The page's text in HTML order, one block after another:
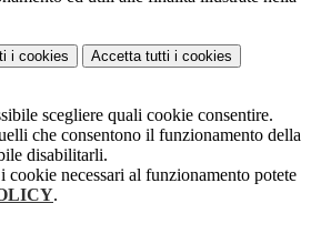
i cookies Accetta tutti i cookies
scegliere quali cookie consentire.
che consentono il funzionamento della
disabilitarli.
cookie necessari al funzionamento potete
.